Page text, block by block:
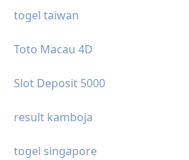
togel taiwan
Toto Macau 4D
Slot Deposit 5000
result kamboja
togel singapore